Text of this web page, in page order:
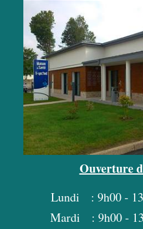
Ouverture
Lundi : 9h00 -
Mardi : 9h00 -